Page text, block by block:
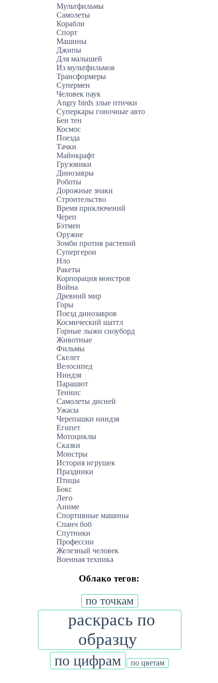
Мультфильмы
Самолеты
Корабли
Спорт
Машины
Джипы
Для малышей
Из мультфильмов
Трансформеры
Супермен
Человек паук
Angry birds злые птички
Суперкары гоночные авто
Бен тен
Космос
Поезда
Тачки
Майнкрафт
Грузовики
Динозавры
Роботы
Дорожные знаки
Строительство
Время приключений
Череп
Бэтмен
Оружие
Зомби против растений
Супергерои
Нло
Ракеты
Корпорация монстров
Война
Древний мир
Горы
Поезд динозавров
Космический шаттл
Горные лыжи сноуборд
Животные
Фильмы
Скелет
Велосипед
Ниндзя
Парашют
Теннис
Самолеты дисней
Ужасы
Черепашки ниндзя
Египет
Мотоциклы
Сказки
Монстры
История игрушек
Праздники
Птицы
Бокс
Лего
Аниме
Спортивные машины
Спанч боб
Спутники
Профессии
Железный человек
Военная техника
Облако тегов:
по точкам
раскрась по
образцу
по цифрам по цветам